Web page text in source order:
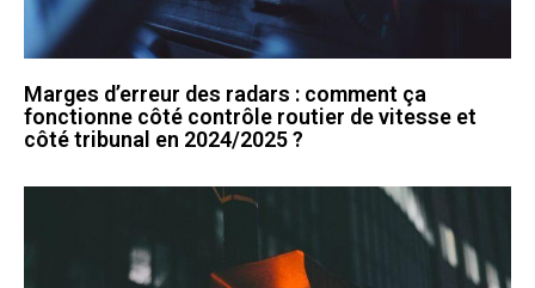
Marges d’erreur des radars : comment ça
fonctionne côté contrôle routier de vitesse et
côté tribunal en 2024/2025 ?